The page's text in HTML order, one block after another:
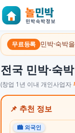
무료등록 민박·숙박
전국 민박·숙
(창업 1년 이내 개인사업자
📌 추천 정보
🏙 외국인
🏙 외국인